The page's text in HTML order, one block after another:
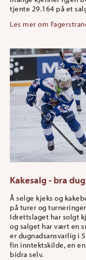
tjente 29.164 på et
Les mer om
Kakesalg - bra
Å selge kjeks og
på turer og
Idrettslaget har solgt
og salget har vært en
er dugnadsansvarlig i
fin inntektskilde, en
bidra selv.